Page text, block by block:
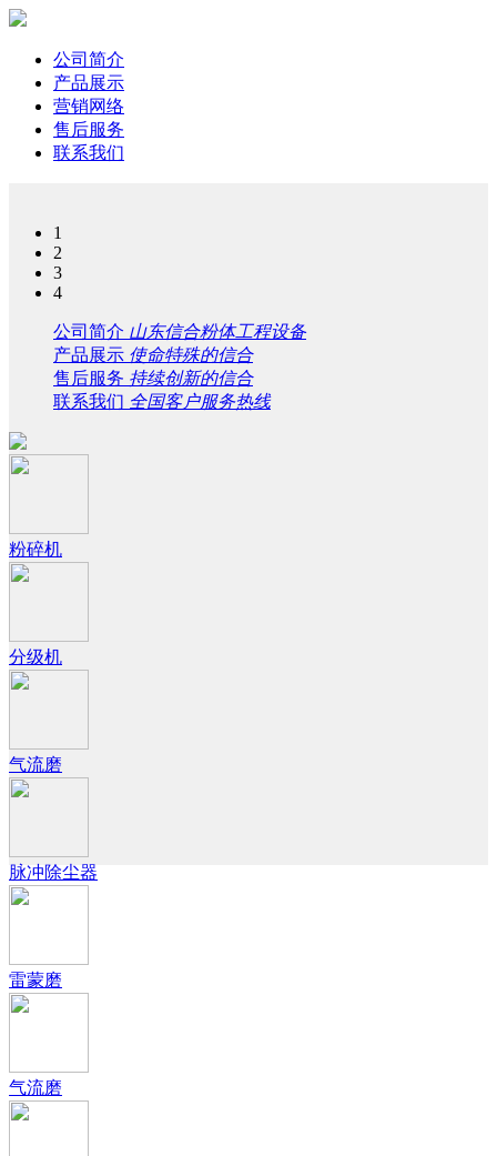
公司简介
产品展示
营销网络
售后服务
联系我们
1
2
3
4
公司简介 山东信合粉体工程设备
产品展示 使命特殊的信合
售后服务 持续创新的信合
联系我们 全国客户服务热线
粉碎机
分级机
气流磨
脉冲除尘器
雷蒙磨
气流磨